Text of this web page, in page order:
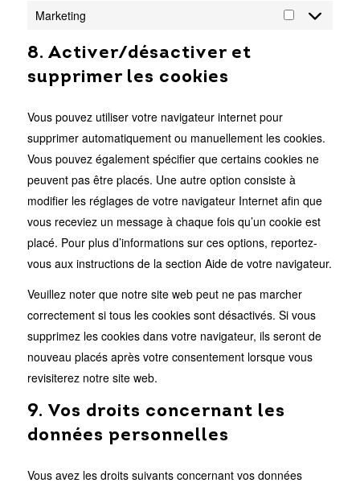
Marketing
Marketing
8. Activer/désactiver et
supprimer les cookies
Vous pouvez utiliser votre navigateur internet pour
supprimer automatiquement ou manuellement les cookies.
Vous pouvez également spécifier que certains cookies ne
peuvent pas être placés. Une autre option consiste à
modifier les réglages de votre navigateur Internet afin que
vous receviez un message à chaque fois qu’un cookie est
placé. Pour plus d’informations sur ces options, reportez-
vous aux instructions de la section Aide de votre navigateur.
Veuillez noter que notre site web peut ne pas marcher
correctement si tous les cookies sont désactivés. Si vous
supprimez les cookies dans votre navigateur, ils seront de
nouveau placés après votre consentement lorsque vous
revisiterez notre site web.
9. Vos droits concernant les
données personnelles
Vous avez les droits suivants concernant vos données